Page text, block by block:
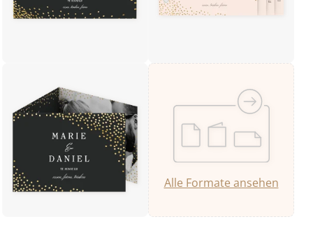
Alle Formate ansehen